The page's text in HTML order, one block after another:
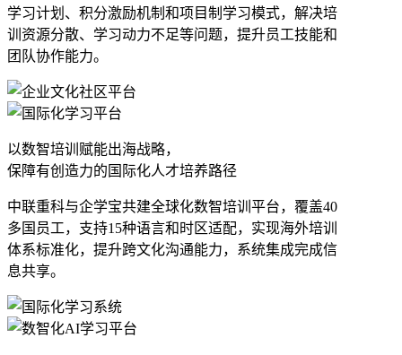
学习计划、积分激励机制和项目制学习模式，解决培
训资源分散、学习动力不足等问题，提升员工技能和
团队协作能力。
以数智培训赋能出海战略，
保障有创造力的国际化人才培养路径
中联重科与企学宝共建全球化数智培训平台，覆盖40
多国员工，支持15种语言和时区适配，实现海外培训
体系标准化，提升跨文化沟通能力，系统集成完成信
息共享。